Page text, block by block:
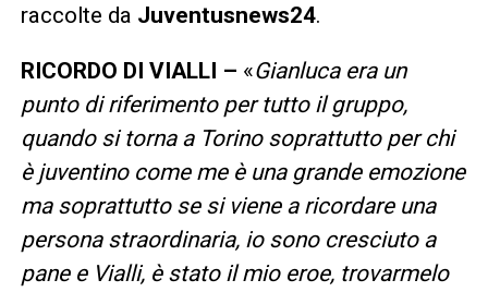
raccolte da Juventusnews24.
RICORDO DI VIALLI – «Gianluca era un
punto di riferimento per tutto il gruppo,
quando si torna a Torino soprattutto per chi
è juventino come me è una grande emozione
ma soprattutto se si viene a ricordare una
persona straordinaria, io sono cresciuto a
pane e Vialli, è stato il mio eroe, trovarmelo